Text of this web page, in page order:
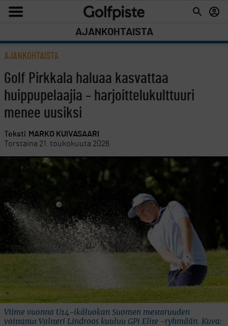
AJANKOHTAISTA
AJANKOHTAISTA
Golf Pirkkala haluaa kasvattaa
huippupelaajia – harjoittelukulttuuri
menee uusiksi
Teksti MARKO KUIVASAARI
Torstaina 21. toukokuuta 2026
Viime vuonna U14-ikäluokan Suomen mestaruuden
voittanut Valtteri Lindroos kuuluu GPi Elite -ryhmään. Kuva: